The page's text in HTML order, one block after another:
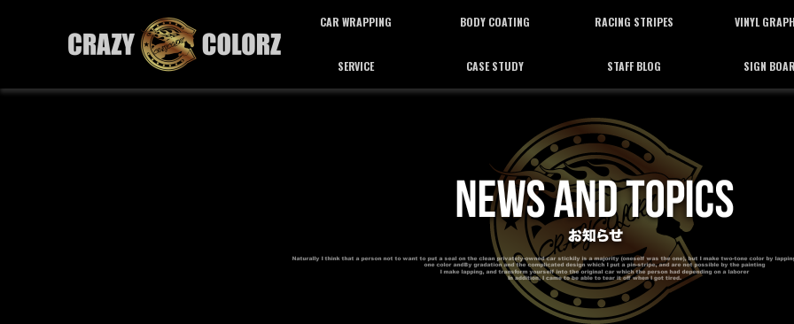
CAR WRAPPING
カーラッピング
BODY COATING
ボディーコーティング
RACING STRIPES
レーシングストライプ
VINYL
バイナルグラフ
SERVICE CASE STUDY STAFF BLOG SIGN